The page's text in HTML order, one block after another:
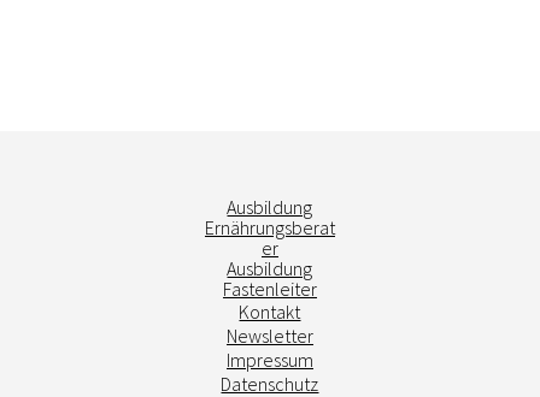
Ausbildung
Ernährungsberat
er
Ausbildung
Fastenleiter
Kontakt
Newsletter
Impressum
Datenschutz